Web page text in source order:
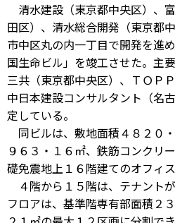
清水建設（東京都中央区）、
田区）、清水総合開発（東京都
市中区丸の内一丁目で開発を進
国生命ビル」を竣工させた。主
三共（東京都中央区）、ＴＯＰ
中日本建設コンサルタント（名
定している。
同ビルは、敷地面積４８２０
９６３・１６㎡、鉄筋コンクリ
礎免震地上１６階建てのオフィス
４階から１５階は、テナント
フロアは、基準階専有部面積２